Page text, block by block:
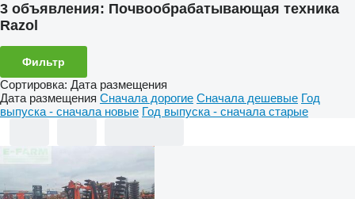
3 объявления: Почвообрабатывающая техника
Razol
Фильтр
Сортировка: Дата размещения
Дата размещения Сначала дорогие Сначала дешевые Год
выпуска - сначала новые Год выпуска - сначала старые